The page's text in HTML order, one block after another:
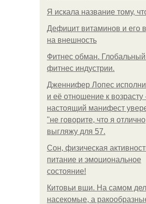
Я искала название тому,
Дефицит витаминов и его
на внешность
Фитнес обман.
фитнес индустрии.
Дженнифер Лопес
и её отношение к возрасту
настоящий манифест
"не говорите, что я отлично
выгляжу для 57.
Сон, физическая
питание и эмоциональное
состояние!
Китовьи вши. На самом
насекомые, а